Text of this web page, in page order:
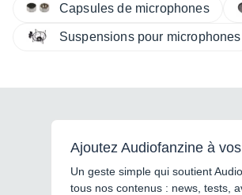
Capsules de microphones
Suspensions pour microphones
Ajoutez Audiofanzine à
Un geste simple qui soutient
tous nos contenus : news, tests,